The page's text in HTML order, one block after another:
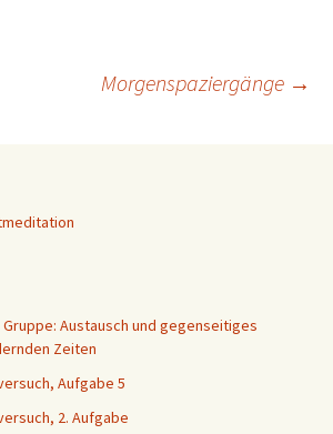
Morgenspaziergänge →
Austausch und gegenseitiges
Zeiten
Aufgabe 5
2. Aufgabe